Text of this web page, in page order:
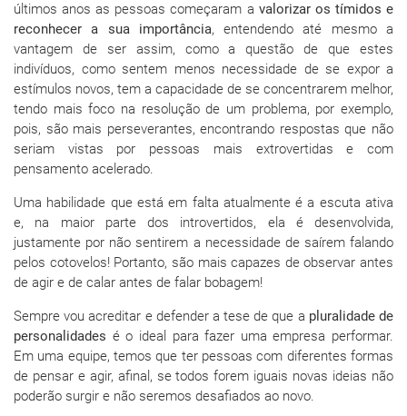
últimos anos as pessoas começaram a valorizar os tímidos e
reconhecer a sua importância, entendendo até mesmo a
vantagem de ser assim, como a questão de que estes
indivíduos, como sentem menos necessidade de se expor a
estímulos novos, tem a capacidade de se concentrarem melhor,
tendo mais foco na resolução de um problema, por exemplo,
pois, são mais perseverantes, encontrando respostas que não
seriam vistas por pessoas mais extrovertidas e com
pensamento acelerado.
Uma habilidade que está em falta atualmente é a escuta ativa
e, na maior parte dos introvertidos, ela é desenvolvida,
justamente por não sentirem a necessidade de saírem falando
pelos cotovelos! Portanto, são mais capazes de observar antes
de agir e de calar antes de falar bobagem!
Sempre vou acreditar e defender a tese de que a pluralidade de
personalidades é o ideal para fazer uma empresa performar.
Em uma equipe, temos que ter pessoas com diferentes formas
de pensar e agir, afinal, se todos forem iguais novas ideias não
poderão surgir e não seremos desafiados ao novo.